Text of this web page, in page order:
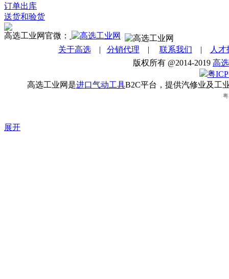
订单出库
送货和验货
高选工业网官微：
关于高选| 分销代理 | 联系我们 |
人才
版权所有 @2014-2019 高
粤
高选工业网是进口气动工具B2C平台，提供汽修业及工
展开